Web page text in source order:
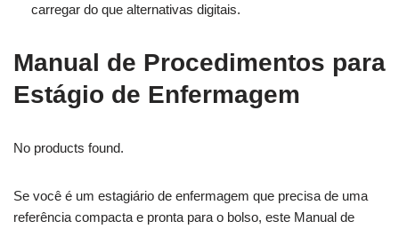
carregar do que alternativas digitais.
Manual de Procedimentos para
Estágio de Enfermagem
No products found.
Se você é um estagiário de enfermagem que precisa de uma
referência compacta e pronta para o bolso, este Manual de